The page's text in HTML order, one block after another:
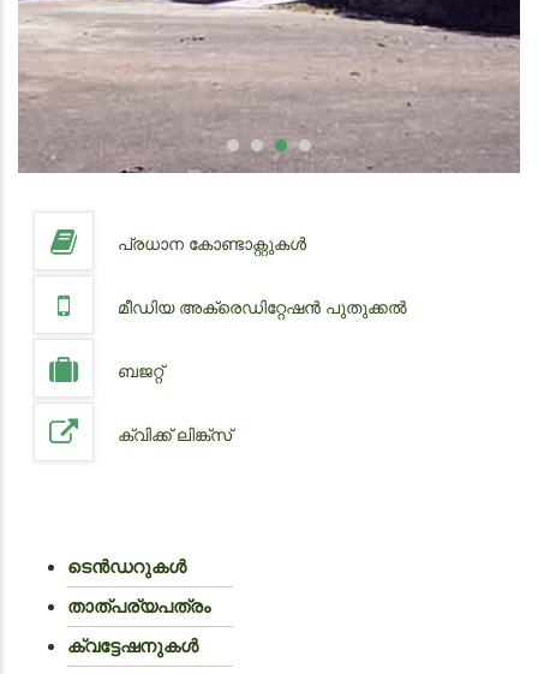
പ്രധാന കോണ്ടാക്റ്റുകൾ
മീഡിയ അക്രെഡിറ്റേഷൻ പുതുക്കൽ
ബജറ്റ്
ക്വിക്ക് ലിങ്ക്സ്
ടെൻഡറുകൾ
താത്പര്യപത്രം
ക്വട്ടേഷനുകൾ